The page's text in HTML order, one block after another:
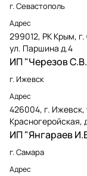
г. Севастополь
Адрес
299012, РК Крым,
ул. Паршина д.4
ИП "Черезов
г. Ижевск
Адрес
426004, г. Ижевск,
Красногеройская,
ИП "Янгараев
г. Самара
Адрес